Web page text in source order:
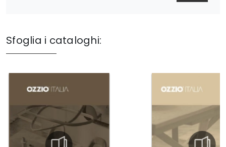
Sfoglia i cataloghi: